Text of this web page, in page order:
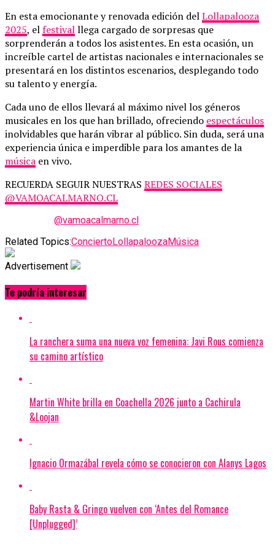
En esta emocionante y renovada edición delLollapalooza
2025, elfestivalllega cargado de sorpresas que
sorprenderán a todos los asistentes. En esta ocasión, un
increíble cartel de artistas nacionales e internacionales se
presentará en los distintos escenarios, desplegando todo
su talento y energía.
Cada uno de ellos llevará al máximo nivel los géneros
musicales en los que han brillado, ofreciendo espectáculos
inolvidables que harán vibrar al público. Sin duda, será una
experiencia única e imperdible para los amantes de la
música en vivo.
RECUERDA SEGUIR NUESTRAS REDES SOCIALES
@VAMOACALMARNO.CL
@vamoacalmarno.cl
Related Topics:ConciertoLollapaloozaMúsica
Advertisement
Te podría interesar
La ranchera suma una nueva voz femenina: Javi Rous comienza
su camino artístico
Martin White brilla en Coachella 2026 junto a Cachirula
&Loojan
Ignacio Ormazábal revela cómo se conocieron con Alanys Lagos
Baby Rasta & Gringo vuelven con ‘Antes del Romance
[Unplugged]’